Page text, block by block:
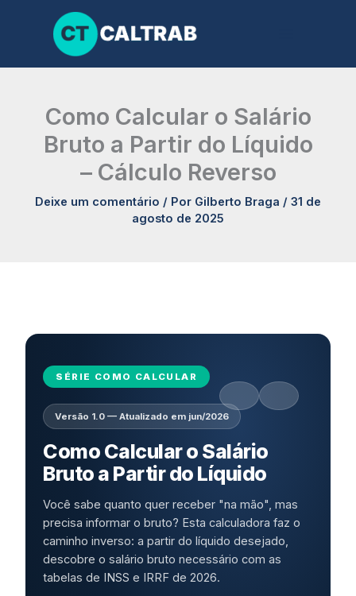
conteúdo
Como Calcular o Salário
Bruto a Partir do Líquido
– Cálculo Reverso
Deixe um comentário / Por Gilberto Braga / 31 de
agosto de 2025
SÉRIE COMO CALCULAR
Versão 1.0 — Atualizado em jun/2026
Como Calcular o Salário
Bruto a Partir do Líquido
Você sabe quanto quer receber "na mão", mas
precisa informar o bruto? Esta calculadora faz o
caminho inverso: a partir do líquido desejado,
descobre o salário bruto necessário com as
tabelas de INSS e IRRF de 2026.